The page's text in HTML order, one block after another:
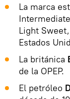
La marca
Light
Estados
La británica
de la OPEP.
El petróleo